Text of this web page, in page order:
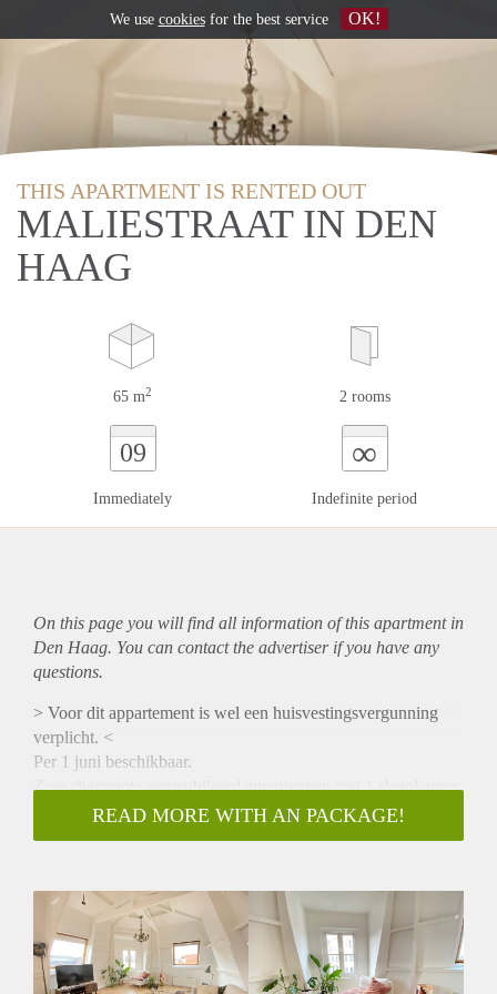
THIS APARTMENT IS RENTED OUT
MALIESTRAAT IN DEN
HAAG
65 m2 2 rooms
09
Immediately
∞
Indefinite period
On this page you will find all information of this apartmentin
Den Haag. You can contact the advertiser if you have any
questions.
> Voor dit appartement is wel een huisvestingsvergunning
verplicht. <
Per 1 juni beschikbaar.
Zeer charmante gemeubileerd appartement met 1 slaapkamer
en knus dakterras gelegen op de top verdieping in het hartje
centrum van Den Haag op hoek van de populaire, gezellige
INDELING
Via gezamenlijke opgang, entree op de 3e verdieping,
doorloop naar een ruime woonkamer met airco. Het
appartement beschikt over één slaapkamer, een moderne
READ MORE WITH AN PACKAGE!
We use cookiesfor the best service OK!